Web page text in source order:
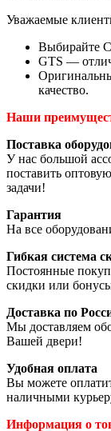
Уважаемые
Выбирайте
GTS —
качество.
Наши
Поставка
У нас большой
поставить
задачи!
Гарантия
На все
Гибкая система
Постоянные
скидки или
Доставка по
Мы доставляем
Вашей двери!
Удобная оплата
Вы можете
наличными
Информация о